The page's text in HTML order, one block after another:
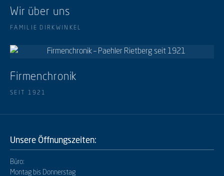
Wir über uns
FAMILIE DIRKWINKEL
Firmenchronik
SEIT 1921
Unsere Öffnungszeiten:
Büro:
Montag bis Donnerstag